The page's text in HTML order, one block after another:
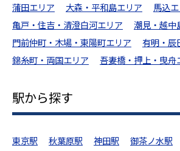
蒲田エリア
大森・平和島エリア
馬込
亀戸・住吉・清澄白河エリア
潮見・越中
門前仲町・木場・東陽町エリア
有明・辰
錦糸町・両国エリア
吾妻橋・押上・曳舟
駅から探す
東京駅 秋葉原駅 神田駅 御茶ノ水駅